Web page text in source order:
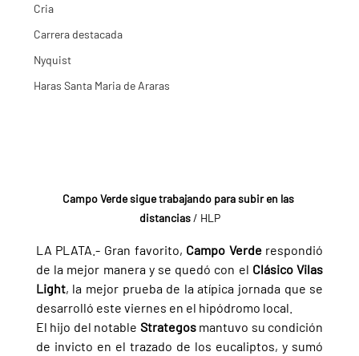
Cria
Carrera destacada
Nyquist
Haras Santa Maria de Araras
Campo Verde sigue trabajando para subir en las
distancias / HLP
LA PLATA.- Gran favorito, Campo Verde respondió
de la mejor manera y se quedó con el Clásico Vilas
Light, la mejor prueba de la atípica jornada que se
desarrolló este viernes en el hipódromo local.
El hijo del notable Strategos mantuvo su condición
de invicto en el trazado de los eucaliptos, y sumó